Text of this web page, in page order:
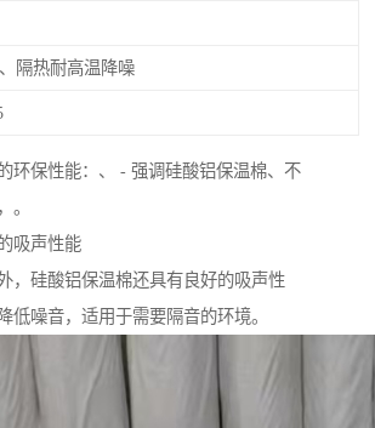
隔热耐高温降噪
环保性能：、 - 强调硅酸铝保温棉、不
。
吸声性能
，硅酸铝保温棉还具有良好的吸声性
低噪音，适用于需要隔音的环境。